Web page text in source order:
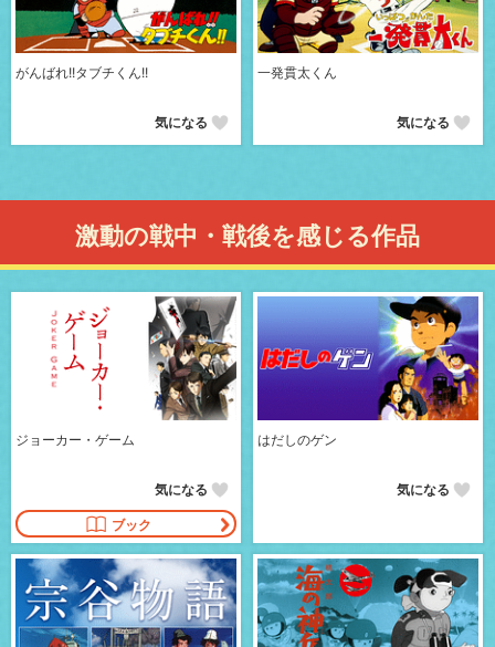
がんばれ!!タブチくん!!
気になる
一発貫太くん
気になる
激動の戦中・戦後を感じる作品
ジョーカー・ゲーム
ブック
気になる
はだしのゲン
気になる